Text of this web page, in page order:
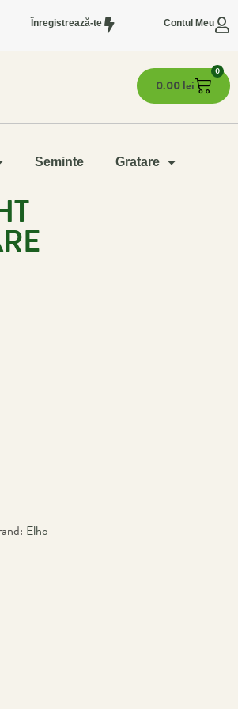
Înregistrează-te Contul Meu
0.00lei
0
Seminte Gratare
Elho